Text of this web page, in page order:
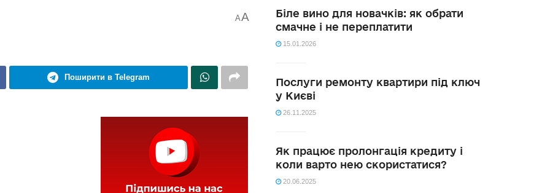
AA
Поширити в Telegram
Біле вино для новачків: як обрати
смачне і не переплатити
15.01.2026
Послуги ремонту квартири під ключ
у Києві
26.11.2025
Як працює пролонгація кредиту і
коли варто нею скористатися?
20.06.2025